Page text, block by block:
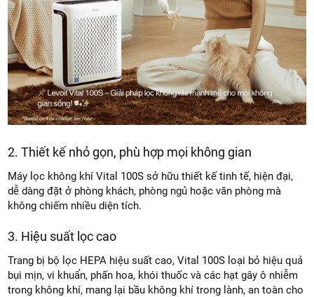
2. Thiết kế nhỏ gọn, phù hợp mọi không gian
Máy lọc không khí Vital 100S sở hữu thiết kế tinh tế, hiện đại,
dễ dàng đặt ở phòng khách, phòng ngủ hoặc văn phòng mà
không chiếm nhiều diện tích.
3. Hiệu suất lọc cao
Trang bị bộ lọc HEPA hiệu suất cao, Vital 100S loại bỏ hiệu quả
bụi mịn, vi khuẩn, phấn hoa, khói thuốc và các hạt gây ô nhiễm
trong không khí, mang lại bầu không khí trong lành, an toàn cho